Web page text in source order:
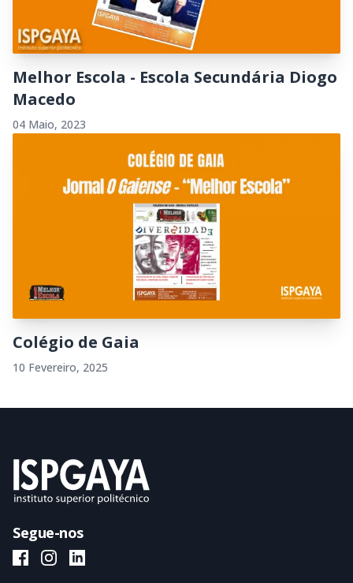
Melhor Escola - Escola Secundária Diogo
Macedo
04 Maio, 2023
Colégio de Gaia
10 Fevereiro, 2025
Segue-nos
ISPGAYA Facebook
ISPGAYA Instagram
ISPGAYA LinkedIn